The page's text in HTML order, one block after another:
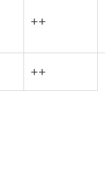
++
++